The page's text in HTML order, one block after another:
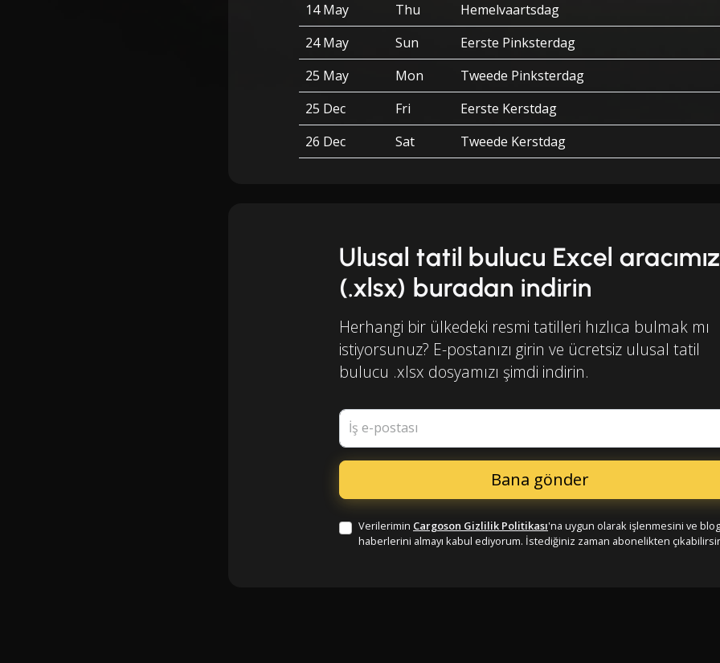
14 May
Thu
Hemelvaartsdag
24 May
Sun
Eerste Pinksterdag
25 May
Mon
Tweede Pinksterdag
25 Dec
Fri
Eerste Kerstdag
26 Dec
Sat Tweede Kerstdag
Ulusal tatil bulucu Excel
(.xlsx) buradan indirin
Herhangi bir ülkedeki resmi tatilleri hızlıca bulmak mı
istiyorsunuz? E-postanızı girin ve ücretsiz ulusal tatil
bulucu .xlsx dosyamızı şimdi indirin.
İş e-postası
Verilerimin Cargoson Gizlilik Politikası'na uygun olarak işlenmesini ve blog
haberlerini almayı kabul ediyorum. İstediğiniz zaman abonelikten